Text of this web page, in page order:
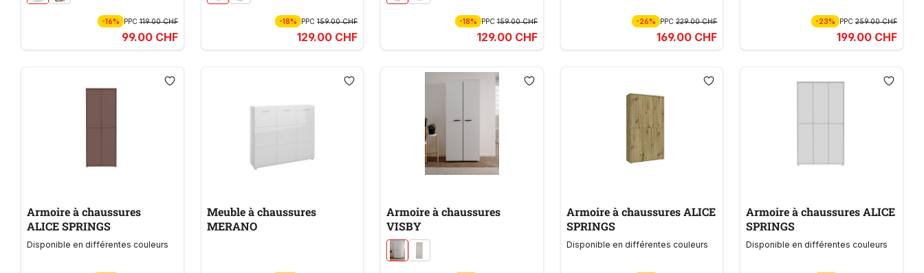
-16% PPC119.00 CHF
99.00 CHF
-18% PPC159.00 CHF
129.00 CHF
-18% PPC159.00 CHF
129.00 CHF
-26% PPC229.00 CHF
169.00 CHF
-23% PPC 259.00 CHF
199.00 CHF
Armoire à chaussures
ALICE SPRINGS
Disponible en différentes couleurs
Meuble à chaussures
MERANO
Armoire à chaussures
VISBY
Armoire à chaussures ALICE
SPRINGS
Disponible en différentes couleurs
Armoire à chaussures ALICE
SPRINGS
Disponible en différentes couleurs